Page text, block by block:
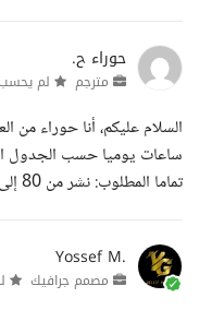
حوراء ح.
مترجم لم
ساعات يوميا حسب الجدول
تماما المطلوب: نشر من 80 إلى ...
Yossef M.
مصمم جرافيك